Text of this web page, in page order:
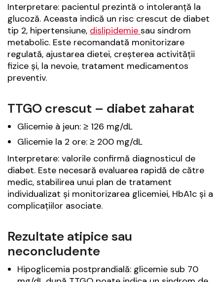
Interpretare: pacientul prezintă o intoleranță la
glucoză. Aceasta indică un risc crescut de diabet
tip 2, hipertensiune, dislipidemie sau sindrom
metabolic. Este recomandată monitorizare
regulată, ajustarea dietei, creșterea activității
fizice și, la nevoie, tratament medicamentos
preventiv.
TTGO crescut – diabet zaharat
Glicemie à jeun: ≥ 126 mg/dL
Glicemie la 2 ore: ≥ 200 mg/dL
Interpretare: valorile confirmă diagnosticul de
diabet. Este necesară evaluarea rapidă de către
medic, stabilirea unui plan de tratament
individualizat și monitorizarea glicemiei, HbA1c și a
complicațiilor asociate.
Rezultate atipice sau
neconcludente
Hipoglicemia postprandială: glicemie sub 70